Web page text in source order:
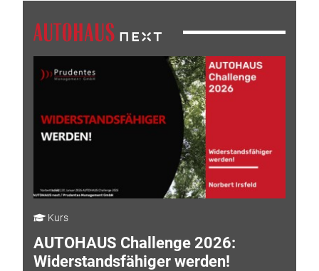
Kurs
AUTOHAUS Challenge 2026:
Widerstandsfähiger werden!